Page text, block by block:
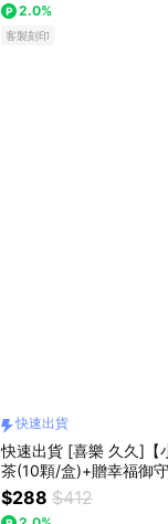
2.0%
客製刻印
快速出貨
快速出貨 [喜樂 久久]【
茶(10顆/盒)+贈幸福御
$288 $412